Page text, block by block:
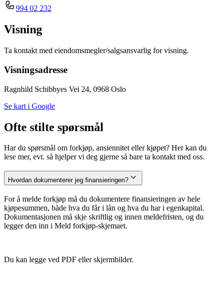
994 02 232
Visning
Ta kontakt med eiendomsmegler/salgsansvarlig for visning.
Visningsadresse
Ragnhild Schibbyes Vei 24, 0968 Oslo
Se kart i Google
Ofte stilte spørsmål
Har du spørsmål om forkjøp, ansiennitet eller kjøpet? Her kan du
lese mer, evt. så hjelper vi deg gjerne så bare ta kontakt med oss.
Hvordan dokumenterer jeg finansieringen?
For å melde forkjøp må du dokumentere finansieringen av hele
kjøpesummen, både hva du får i lån og hva du har i egenkapital.
Dokumentasjonen må skje skriftlig og innen meldefristen, og du
legger den inn i Meld forkjøp-skjemaet.
Du kan legge ved PDF eller skjermbilder.